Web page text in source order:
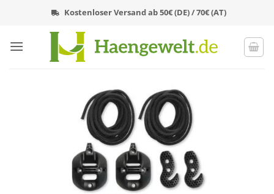
Kostenloser Versand ab 50€ (DE) / 70€ (AT)